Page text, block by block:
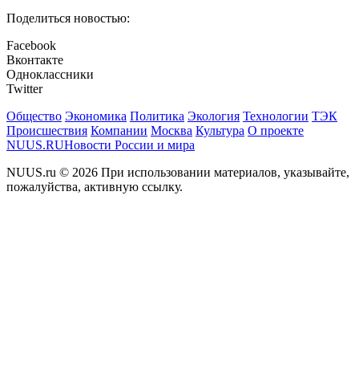
Поделиться новостью:
Facebook
Вконтакте
Одноклассники
Twitter
Общество Экономика Политика Экология Технологии ТЭК
Происшествия Компании Москва Культура О проекте
NUUS.RUНовости России и мира
NUUS.ru © 2026 При использовании материалов, указывайте,
пожалуйства, активную ссылку.